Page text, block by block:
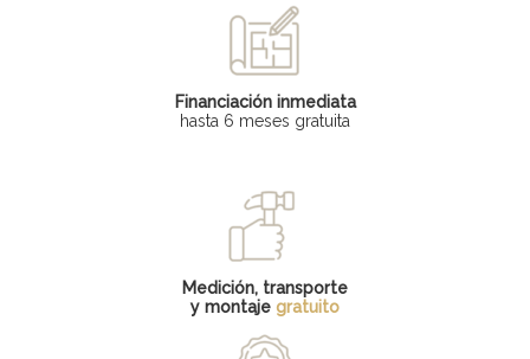
Financiación inmediata
hasta 6 meses gratuita
Medición, transporte
y montaje gratuito